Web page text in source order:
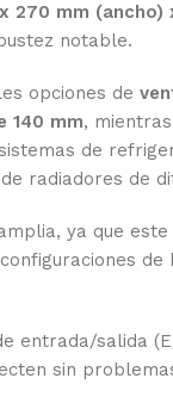
270 mm (ancho)
notable.
opciones de
140 mm,
de
radiadores de
ya que
de
entrada/salida
sin